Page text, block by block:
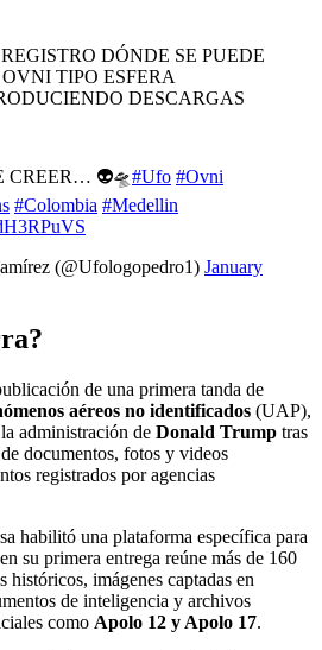
DÓNDE SE PUEDE
TIPO ESFERA
DESCARGAS
CREER… 👽🛸#Ufo #Ovni
#Colombia #Medellin
(@Ufologopedro1) January
de una primera tanda de
aéreos no identificados (UAP),
administración de Donald Trump tras
documentos, fotos y videos
registrados por agencias
habilitó una plataforma específica para
su primera entrega reúne más de 160
imágenes captadas en
de inteligencia y archivos
como Apolo 12 y Apolo 17.